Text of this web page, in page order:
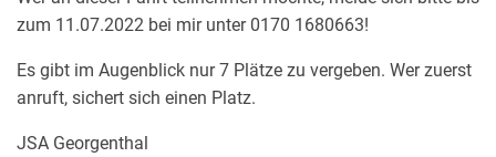
zum 11.07.2022 bei mir unter 0170 1680663!
Es gibt im Augenblick nur 7 Plätze zu vergeben. Wer zuerst
anruft, sichert sich einen Platz.
JSA Georgenthal